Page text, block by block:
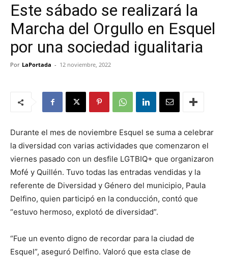
Este sábado se realizará la
Marcha del Orgullo en Esquel
por una sociedad igualitaria
Por LaPortada - 12 noviembre, 2022
Durante el mes de noviembre Esquel se suma a celebrar
la diversidad con varias actividades que comenzaron el
viernes pasado con un desfile LGTBIQ+ que organizaron
Mofé y Quillén. Tuvo todas las entradas vendidas y la
referente de Diversidad y Género del municipio, Paula
Delfino, quien participó en la conducción, contó que
“estuvo hermoso, explotó de diversidad”.
“Fue un evento digno de recordar para la ciudad de
Esquel”, aseguró Delfino. Valoró que esta clase de